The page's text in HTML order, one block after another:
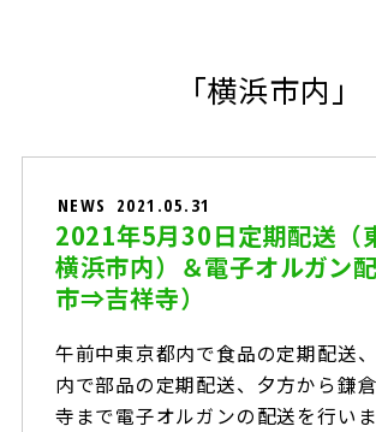
「横浜市内」
NEWS 2021.05.31
2021年5月30日定期配送（
横浜市内）＆電子オルガン
市⇒吉祥寺）
午前中東京都内で食品の定期配送
内で部品の定期配送、夕方から鎌
寺まで電子オルガンの配送を行い